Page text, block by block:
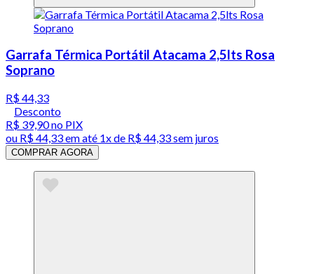
Garrafa Térmica Portátil Atacama 2,5lts Rosa
Soprano
R$ 44,33
Desconto
R$ 39,90no PIX
ou R$ 44,33em até 1x de R$ 44,33sem juros
COMPRAR AGORA